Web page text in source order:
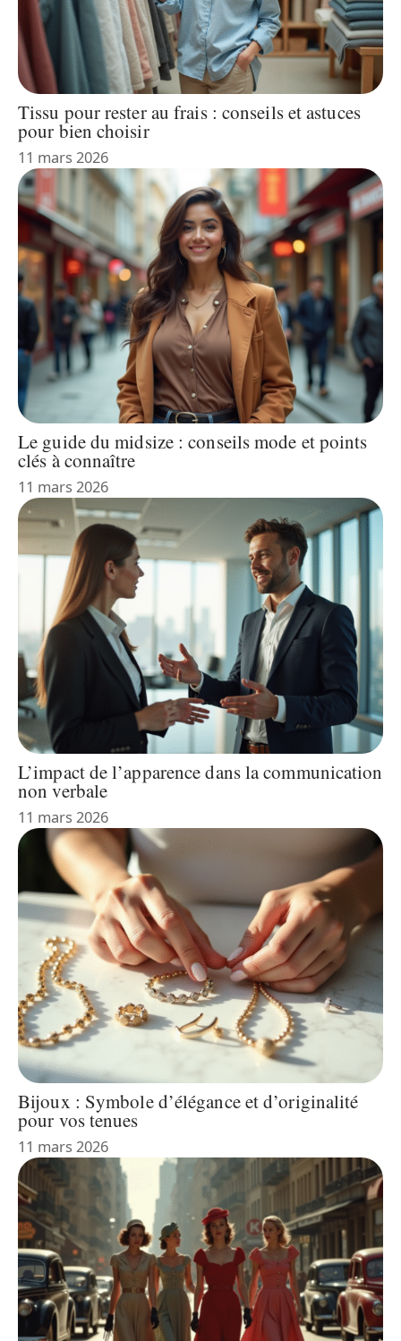
Tissu pour rester au frais : conseils et astuces
pour bien choisir
11 mars 2026
Le guide du midsize : conseils mode et points
clés à connaître
11 mars 2026
L’impact de l’apparence dans la communication
non verbale
11 mars 2026
Bijoux : Symbole d’élégance et d’originalité
pour vos tenues
11 mars 2026